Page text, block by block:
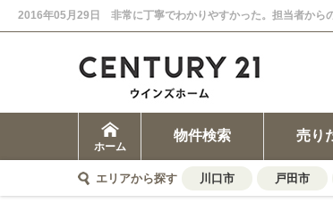
2016年05月29日 非常に丁寧でわかりやすかった。担当者から
ホーム
物件検索 売り
エリアから探す 川口市 戸田市